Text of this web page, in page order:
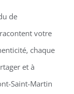
de
votre
chaque
et à
Saint-Martin